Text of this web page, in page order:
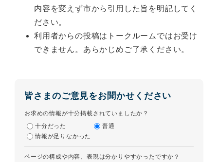
内容を変えず市から引用した旨を明記してく
ださい。
利用者からの投稿はトークルームではお受け
できません。あらかじめご了承ください。
皆さまのご意見をお聞かせください
お求めの情報が十分掲載されていましたか？
十分だった
普通
情報が足りなかった
ページの構成や内容、表現は分かりやすかったですか？